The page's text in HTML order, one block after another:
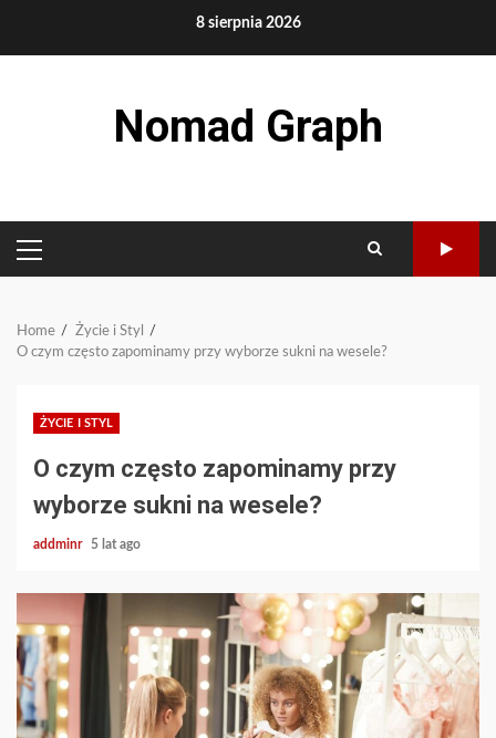
8 sierpnia 2026
Nomad Graph
PRIMARY
MENU
Home
Życie i Styl
O czym często zapominamy przy wyborze sukni na wesele?
ŻYCIE I STYL
O czym często zapominamy przy
wyborze sukni na wesele?
addminr 5 lat ago